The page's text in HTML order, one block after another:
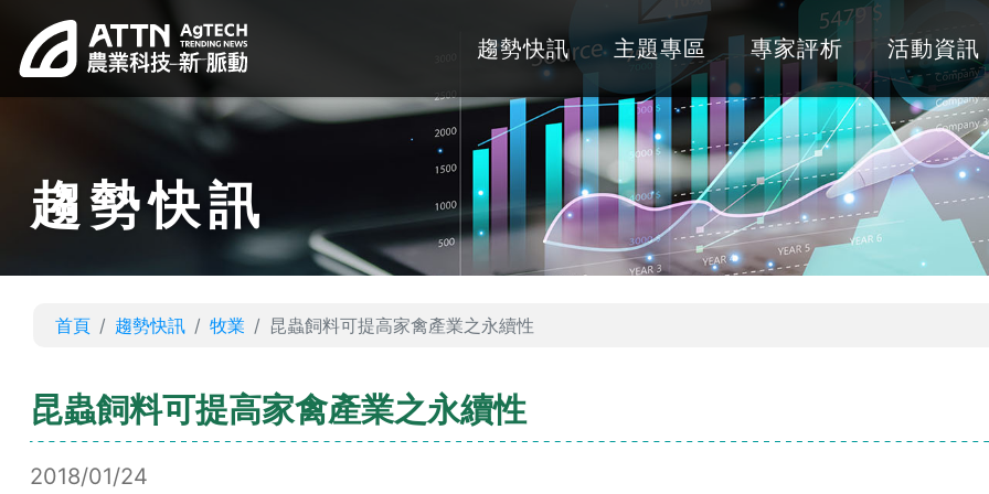
趨勢快訊 主題專區 專家評析 活動資訊
趨勢快訊
首頁 趨勢快訊 牧業 昆蟲飼料可提高家禽產業之永續性
昆蟲飼料可提高家禽產業之永續性
2018/01/24